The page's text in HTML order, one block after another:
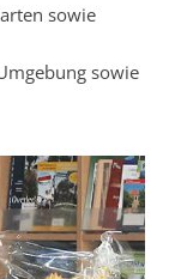
sowie
sowie